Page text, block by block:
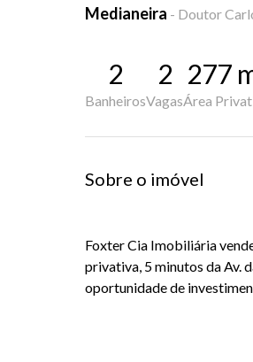
Medianeira - Doutor
2
Banheiros
2
Vagas
277
Área
Sobre o imóvel
Foxter Cia Imobiliária
privativa, 5 minutos da Av.
oportunidade de